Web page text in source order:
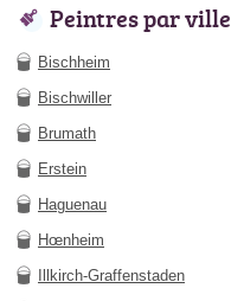
Peintres par ville
Bischheim
Bischwiller
Brumath
Erstein
Haguenau
Hœnheim
Illkirch-Graffenstaden